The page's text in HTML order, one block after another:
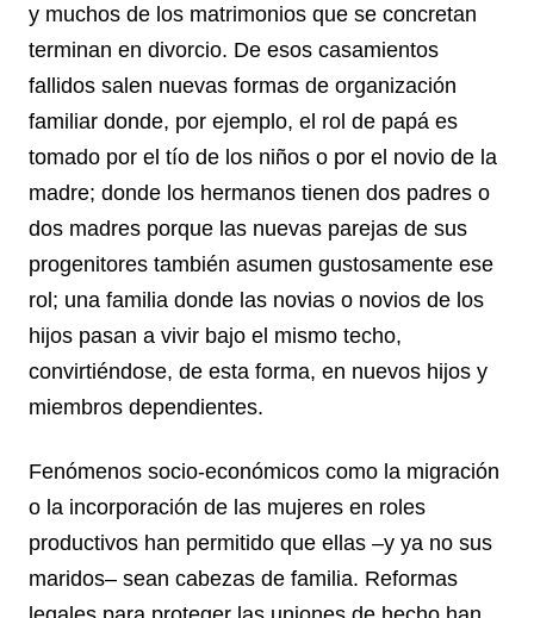
y muchos de los matrimonios que se concretan
terminan en divorcio. De esos casamientos
fallidos salen nuevas formas de organización
familiar donde, por ejemplo, el rol de papá es
tomado por el tío de los niños o por el novio de la
madre; donde los hermanos tienen dos padres o
dos madres porque las nuevas parejas de sus
progenitores también asumen gustosamente ese
rol; una familia donde las novias o novios de los
hijos pasan a vivir bajo el mismo techo,
convirtiéndose, de esta forma, en nuevos hijos y
miembros dependientes.
Fenómenos socio-económicos como la migración
o la incorporación de las mujeres en roles
productivos han permitido que ellas –y ya no sus
maridos– sean cabezas de familia. Reformas